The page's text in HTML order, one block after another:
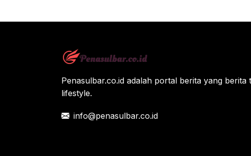
o
k
p
Penasulbar.co.id adalah portal berita yang
lifestyle.
info@penasulbar.co.id